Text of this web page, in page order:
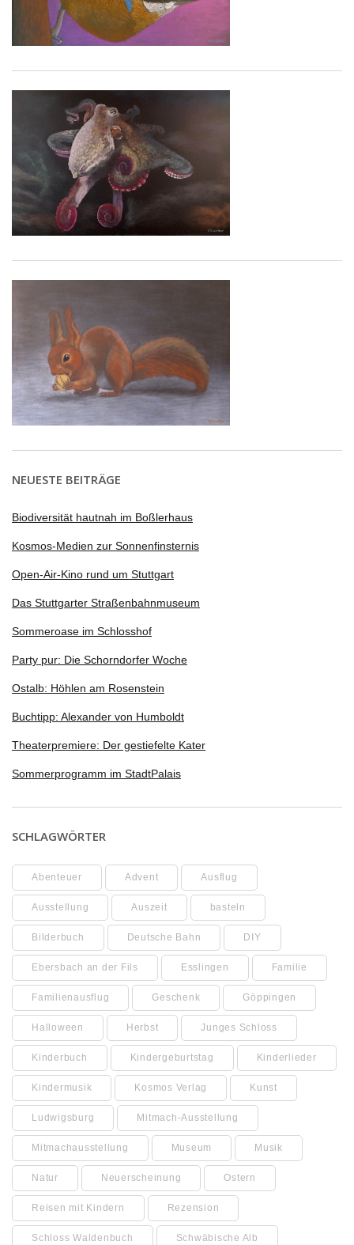
NEUESTE BEITRÄGE
Biodiversität hautnah im Boßlerhaus
Kosmos-Medien zur Sonnenfinsternis
Open-Air-Kino rund um Stuttgart
Das Stuttgarter Straßenbahnmuseum
Sommeroase im Schlosshof
Party pur: Die Schorndorfer Woche
Ostalb: Höhlen am Rosenstein
Buchtipp: Alexander von Humboldt
Theaterpremiere: Der gestiefelte Kater
Sommerprogramm im StadtPalais
SCHLAGWÖRTER
Abenteuer Advent Ausflug
Ausstellung Auszeit basteln
Bilderbuch Deutsche Bahn DIY
Ebersbach an der Fils Esslingen Familie
Familienausflug Geschenk Göppingen
Halloween Herbst Junges Schloss
Kinderbuch Kindergeburtstag Kinderlieder
Kindermusik Kosmos Verlag Kunst
Ludwigsburg Mitmach-Ausstellung
Mitmachausstellung Museum Musik
Natur Neuerscheinung Ostern
Reisen mit Kindern Rezension
Schloss Waldenbuch Schwäbische Alb